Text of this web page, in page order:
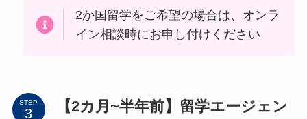
2か国留学をご希望の場合は、オンラ
イン相談時にお申し付けください
STEP
【2カ月~半年前】留学エージェン